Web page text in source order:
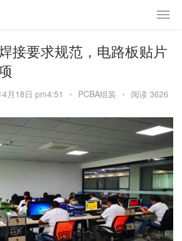
接要求规范，电路板贴片
月18日 pm4:51 • PCBA组装 • 阅读 3626